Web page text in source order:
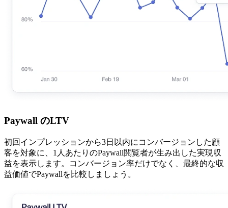
Paywall のLTV
初回インプレッションから3日以内にコンバージョンした顧
客を対象に、1人あたりのPaywall閲覧者が生み出した実現収
益を表示します。コンバージョン率だけでなく、最終的な収
益価値でPaywallを比較しましょう。